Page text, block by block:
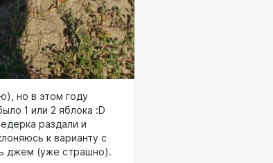
но в этом году
1 или 2 яблока :D
раздали и
к варианту с
джем (уже страшно).